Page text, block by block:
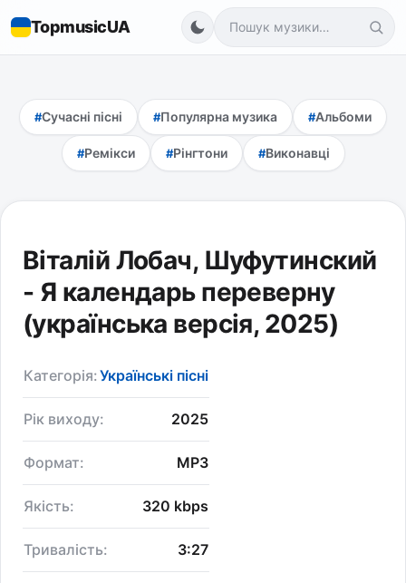
TopmusicUA
Сучасні пісні Популярна музика Альбоми
Ремікси Рінгтони Виконавці
Віталій Лобач, Шуфутинский
- Я календарь переверну
(українська версія, 2025)
Категорія:Українські пісні
Рік виходу: 2025
Формат: MP3
Якість: 320 kbps
Тривалість: 3:27